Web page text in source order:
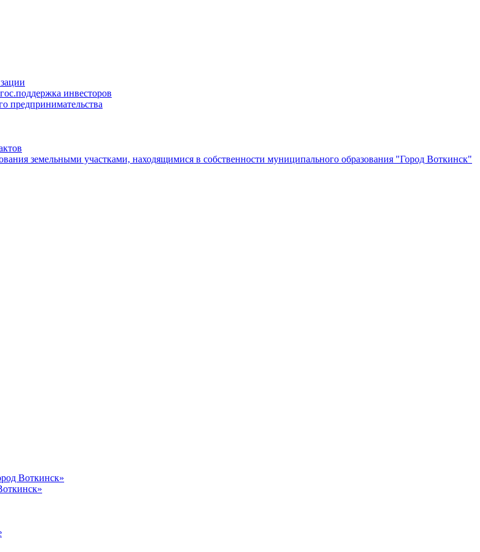
инвесторов
предпринимательства
земельными участками, находящимися в собственности муниципального образования "Город Воткинск"
Воткинск»